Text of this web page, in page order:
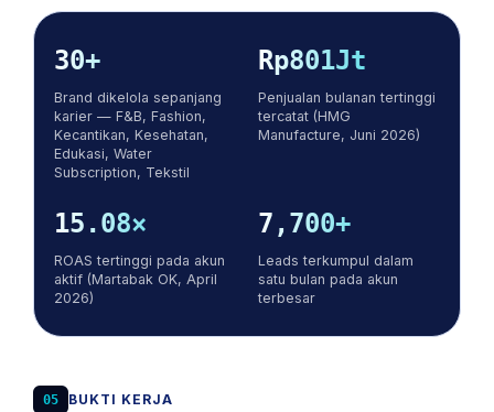
30+
Brand dikelola sepanjang
karier — F&B, Fashion,
Kecantikan, Kesehatan,
Edukasi, Water
Subscription, Tekstil
Rp801Jt
Penjualan bulanan tertinggi
tercatat (HMG
Manufacture, Juni 2026)
15.08×
ROAS tertinggi pada akun
aktif (Martabak OK, April
2026)
7,700+
Leads terkumpul dalam
satu bulan pada akun
terbesar
05 BUKTI KERJA